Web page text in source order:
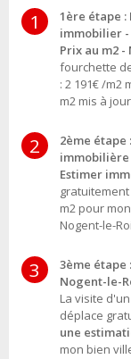
1
1ère étape
immobilier -
Prix au m2 -
fourchette
: 2 191€ /m2
m2 mis à
2
2ème
immobilière
Estimer
m2 pour
Nogent-le-
3
3ème étape
Nogent-le-
La visite
déplace
une
mon bien